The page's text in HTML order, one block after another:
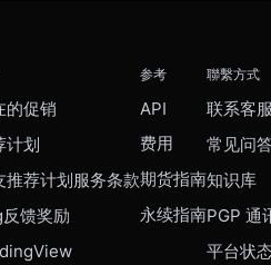
的促销
计划
推荐计划服务条款
馈奖励
参考
API
费用
期货指南
永续指南
聯繫方式
联系客
常见问
知识库
PGP 通
平台状